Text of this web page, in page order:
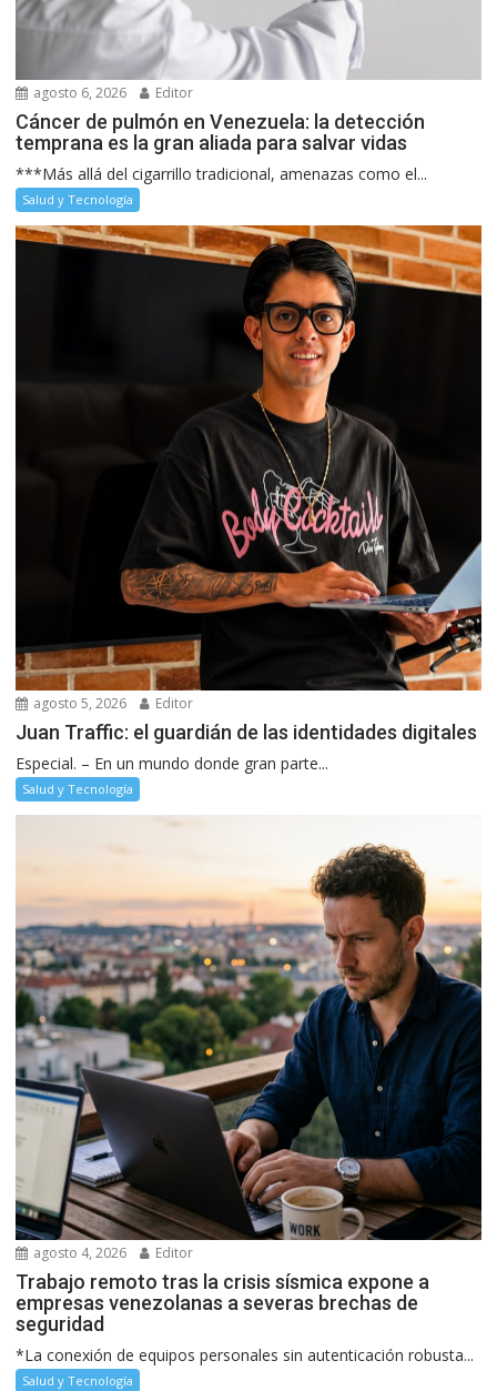
agosto 6, 2026 Editor
Cáncer de pulmón en Venezuela: la detección
temprana es la gran aliada para salvar vidas
***Más allá del cigarrillo tradicional, amenazas como el...
Salud y Tecnología
agosto 5, 2026 Editor
Juan Traffic: el guardián de las identidades digitales
Especial. – En un mundo donde gran parte...
Salud y Tecnología
agosto 4, 2026 Editor
Trabajo remoto tras la crisis sísmica expone a
empresas venezolanas a severas brechas de
seguridad
*La conexión de equipos personales sin autenticación robusta...
Salud y Tecnología